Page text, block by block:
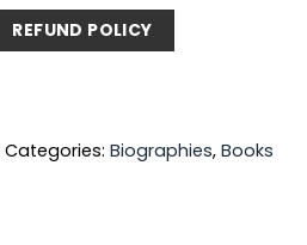
REFUND POLICY
Categories: Biographies, Books